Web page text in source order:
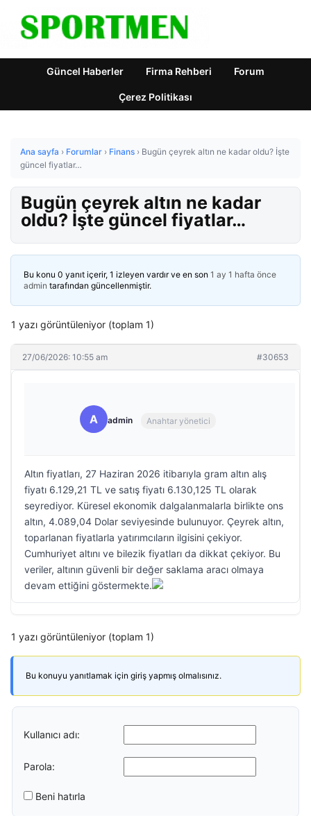
Güncel Haberler Firma Rehberi Forum
Çerez Politikası
Ana sayfa › Forumlar › Finans › Bugün çeyrek altın ne kadar oldu? İşte
güncel fiyatlar…
Bugün çeyrek altın ne kadar
oldu? İşte güncel fiyatlar…
Bu konu 0 yanıt içerir, 1 izleyen vardır ve en son 1 ay 1 hafta önce
admin tarafından güncellenmiştir.
1 yazı görüntüleniyor (toplam 1)
27/06/2026: 10:55 am #30653
A admin Anahtar yönetici
Altın fiyatları, 27 Haziran 2026 itibarıyla gram altın alış
fiyatı 6.129,21 TL ve satış fiyatı 6.130,125 TL olarak
seyrediyor. Küresel ekonomik dalgalanmalarla birlikte ons
altın, 4.089,04 Dolar seviyesinde bulunuyor. Çeyrek altın,
toparlanan fiyatlarla yatırımcıların ilgisini çekiyor.
Cumhuriyet altını ve bilezik fiyatları da dikkat çekiyor. Bu
veriler, altının güvenli bir değer saklama aracı olmaya
devam ettiğini göstermekte.
1 yazı görüntüleniyor (toplam 1)
Bu konuyu yanıtlamak için giriş yapmış olmalısınız.
Kullanıcı adı:
Parola:
Beni hatırla